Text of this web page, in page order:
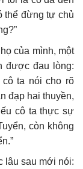
thể đừng tự chủ
của mình, một
được đau lòng:
cô ta nói cho rõ
đạp hai thuyền,
cô ta thực sự
còn không
lâu sau mới nói: